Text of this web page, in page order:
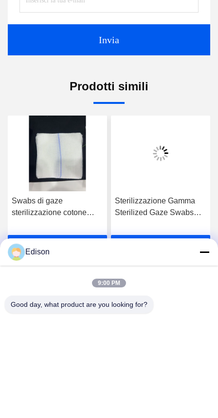
Invia
Prodotti simili
Swabs di gaze
sterilizzazione cotone
una pulizia ottimale
Sterilizzazione Gamma
Sterilized Gaze Swabs
Sterile Con 1-5pcs / Pack
Edison
9:00 PM
Good day, what product are you looking for?